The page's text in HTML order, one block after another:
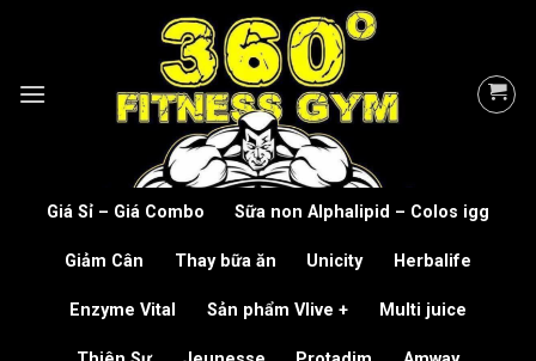
Giá Sỉ – Giá Combo Sữa non Alphalipid – Colos igg
Giảm Cân Thay bữa ăn Unicity Herbalife
Enzyme Vital Sản phẩm Vlive + Multi juice